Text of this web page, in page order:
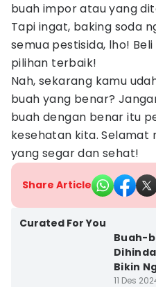
buah impor atau yang
Tapi ingat, baking soda
semua pestisida, lho!
pilihan terbaik!
Nah, sekarang kamu
buah yang benar?
buah dengan benar itu
kesehatan kita.
yang segar dan sehat!
Share Article
Curated For You
Buah-
Bikin
11 Des